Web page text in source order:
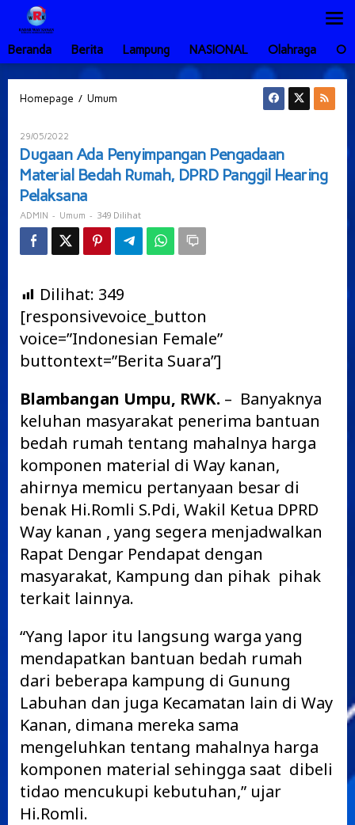
Lewati
konten
Beranda
Berita Lampung NASIONAL Olahraga
Homepage / Umum
Material
Bedah
Panggil
Hearing
Pelaksana
29/05/2022
ADMIN
Dugaan Ada Penyimpangan Pengadaan
Material Bedah Rumah, DPRD Panggil Hearing
Pelaksana
ADMIN - Umum - 349 Dilihat
Dilihat: 349
[responsivevoice_button
voice=”Indonesian Female”
buttontext=”Berita Suara”]
Blambangan Umpu, RWK. – Banyaknya
keluhan masyarakat penerima bantuan
bedah rumah tentang mahalnya harga
komponen material di Way kanan,
ahirnya memicu pertanyaan besar di
benak Hi.Romli S.Pdi, Wakil Ketua DPRD
Way kanan , yang segera menjadwalkan
Rapat Dengar Pendapat dengan
masyarakat, Kampung dan pihak pihak
terkait lainnya.
“Yang lapor itu langsung warga yang
mendapatkan bantuan bedah rumah
dari beberapa kampung di Gunung
Labuhan dan juga Kecamatan lain di Way
Kanan, dimana mereka sama
mengeluhkan tentang mahalnya harga
komponen material sehingga saat dibeli
tidao mencukupi kebutuhan,” ujar
Hi.Romli.